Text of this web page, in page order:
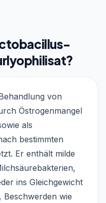
von
Östrogenmangel
als
bestimmten
Er enthält milde
ins Gleichgewicht
Beschwerden wie